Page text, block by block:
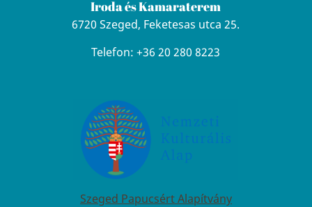
Iroda és Kamaraterem
6720 Szeged, Feketesas utca 25.
Telefon: +36 20 280 8223
Szeged Papucsért Alapítvány